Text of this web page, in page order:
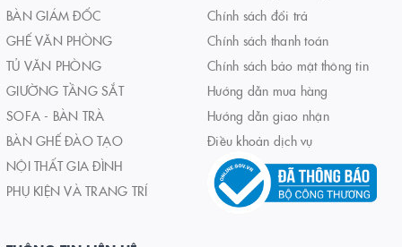
BÀN GIÁM ĐỐC
GHẾ VĂN PHÒNG
TỦ VĂN PHÒNG
GIƯỜNG TẦNG SẮT
SOFA - BÀN TRÀ
BÀN GHẾ ĐÀO TẠO
NỘI THẤT GIA ĐÌNH
PHỤ KIỆN VÀ TRANG TRÍ
Chính sách đổi trả
Chính sách thanh toán
Chính sách bảo mật thông tin
Hướng dẫn mua hàng
Hướng dẫn giao nhận
Điều khoản dịch vụ